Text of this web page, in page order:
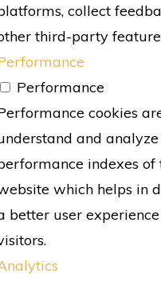
collect
third-party
Performance
cookies
and
indexes of
which helps in
better user